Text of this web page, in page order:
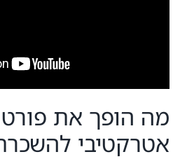
מה הופך את
אטרקטיבי